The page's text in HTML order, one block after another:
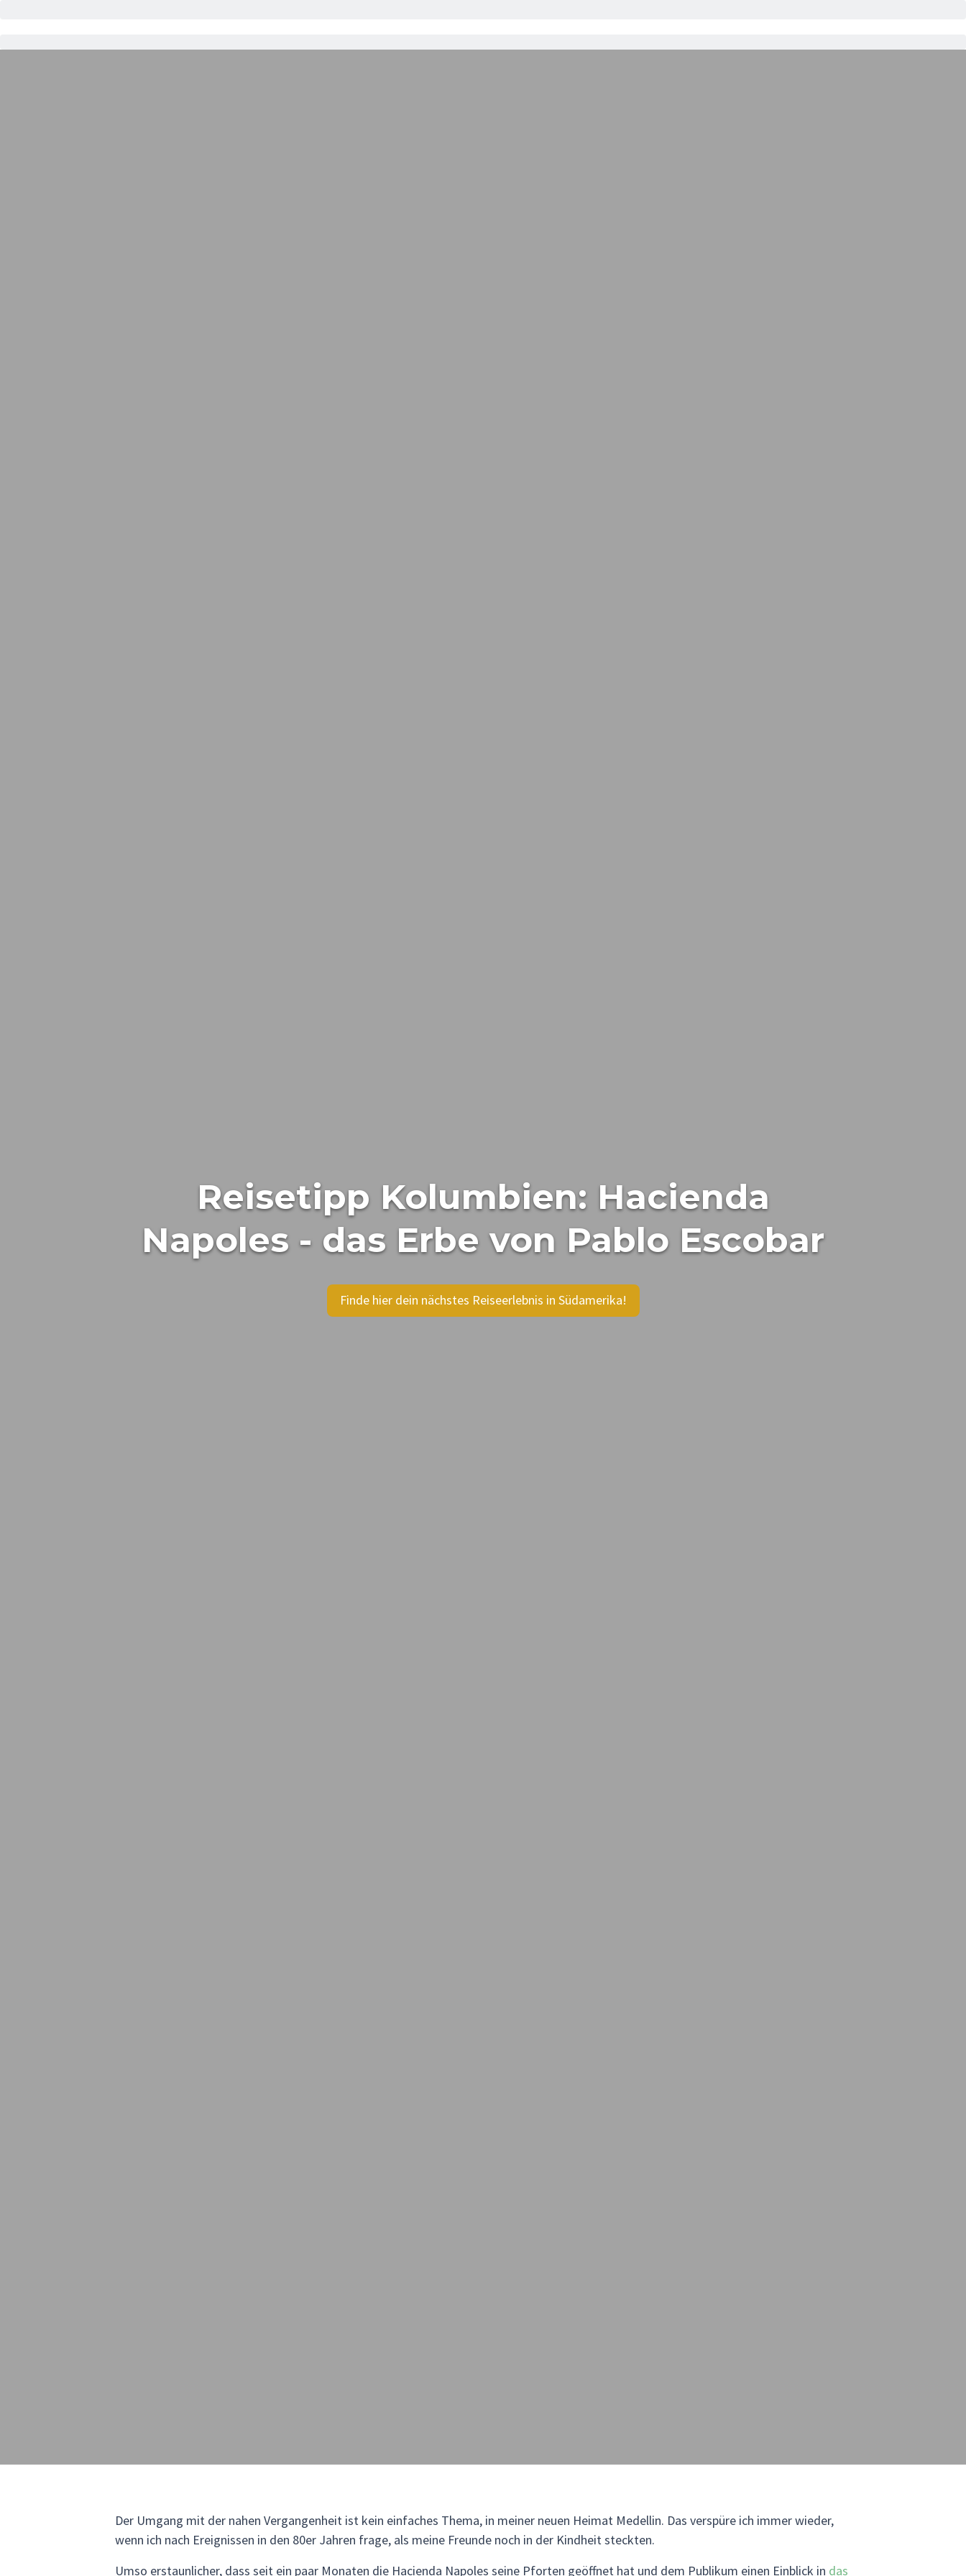
Reisetipp Kolumbien: Hacienda
Napoles - das Erbe von Pablo Escobar
Finde hier dein nächstes Reiseerlebnis in Südamerika!
Der Umgang mit der nahen Vergangenheit ist kein einfaches Thema, in meiner neuen Heimat Medellin. Das verspüre ich immer wieder,
wenn ich nach Ereignissen in den 80er Jahren frage, als meine Freunde noch in der Kindheit steckten.
Umso erstaunlicher, dass seit ein paar Monaten die Hacienda Napoles seine Pforten geöffnet hat und dem Publikum einen Einblick in das